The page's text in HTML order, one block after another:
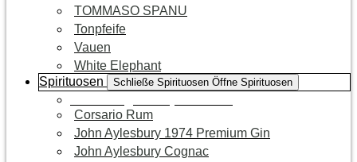
TOMMASO SPANU
Tonpfeife
Vauen
White Elephant
Spirituosen
Schließe Spirituosen Öffne Spirituosen
Corsario Rum
John Aylesbury 1974 Premium Gin
John Aylesbury Cognac